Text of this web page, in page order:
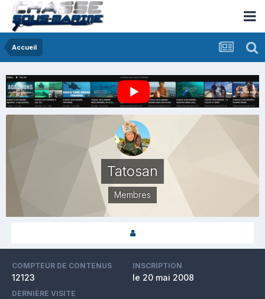
Accueil
Tatosan
Membres
COMPTEUR DE CONTENUS
12123
INSCRIPTION
le 20 mai 2008
DERNIÈRE VISITE